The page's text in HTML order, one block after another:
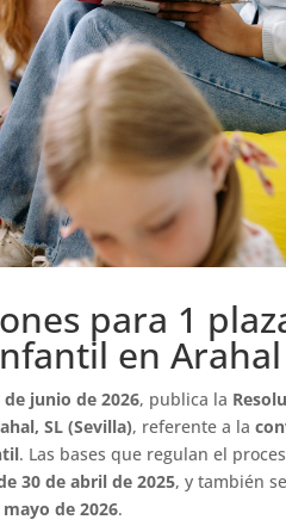
para 1
en Arahal
junio de 2026, publica la
SL (Sevilla), referente a la
. Las bases que regulan el
30 de abril de 2025, y también
de 2026.